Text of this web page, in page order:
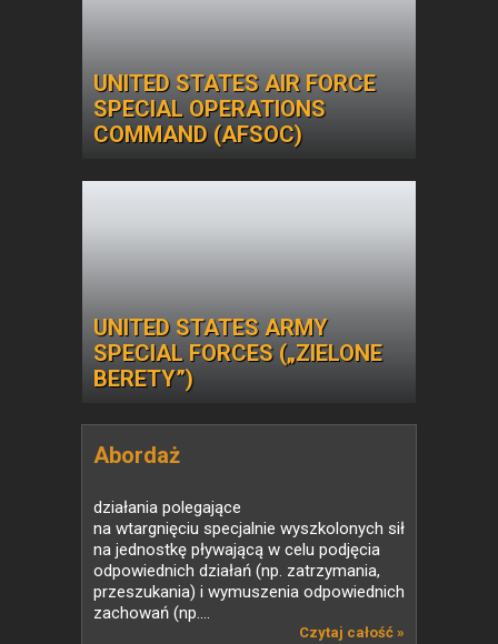
UNITED STATES AIR FORCE
SPECIAL OPERATIONS
COMMAND (AFSOC)
UNITED STATES ARMY
SPECIAL FORCES („ZIELONE
BERETY”)
Abordaż
działania polegające
na wtargnięciu specjalnie wyszkolonych sił
na jednostkę pływającą w celu podjęcia
odpowiednich działań (np. zatrzymania,
przeszukania) i wymuszenia odpowiednich
zachowań (np....
Czytaj całość »